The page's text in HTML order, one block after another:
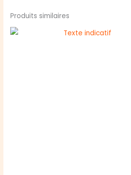
Produits similaires